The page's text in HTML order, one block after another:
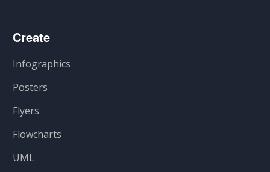
Create
Infographics
Posters
Flyers
Flowcharts
UML